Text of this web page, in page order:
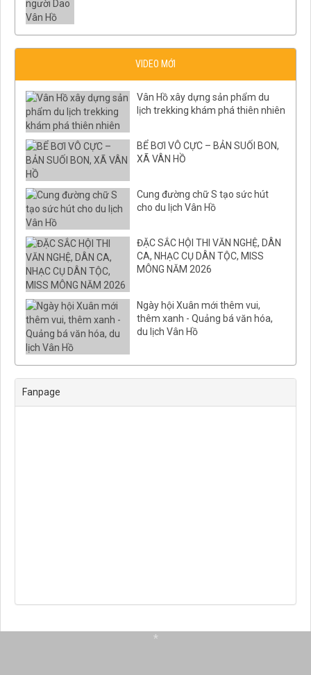
VIDEO MỚI
Vân Hồ xây dựng sản phẩm du
lịch trekking khám phá thiên nhiên
BỂ BƠI VÔ CỰC – BẢN SUỐI BON,
XÃ VÂN HỒ
Cung đường chữ S tạo sức hút
cho du lịch Vân Hồ
ĐẶC SẮC HỘI THI VĂN NGHỆ, DÂN
CA, NHẠC CỤ DÂN TỘC, MISS
MÔNG NĂM 2026
Ngày hội Xuân mới thêm vui,
thêm xanh - Quảng bá văn hóa,
du lịch Vân Hồ
Fanpage
*